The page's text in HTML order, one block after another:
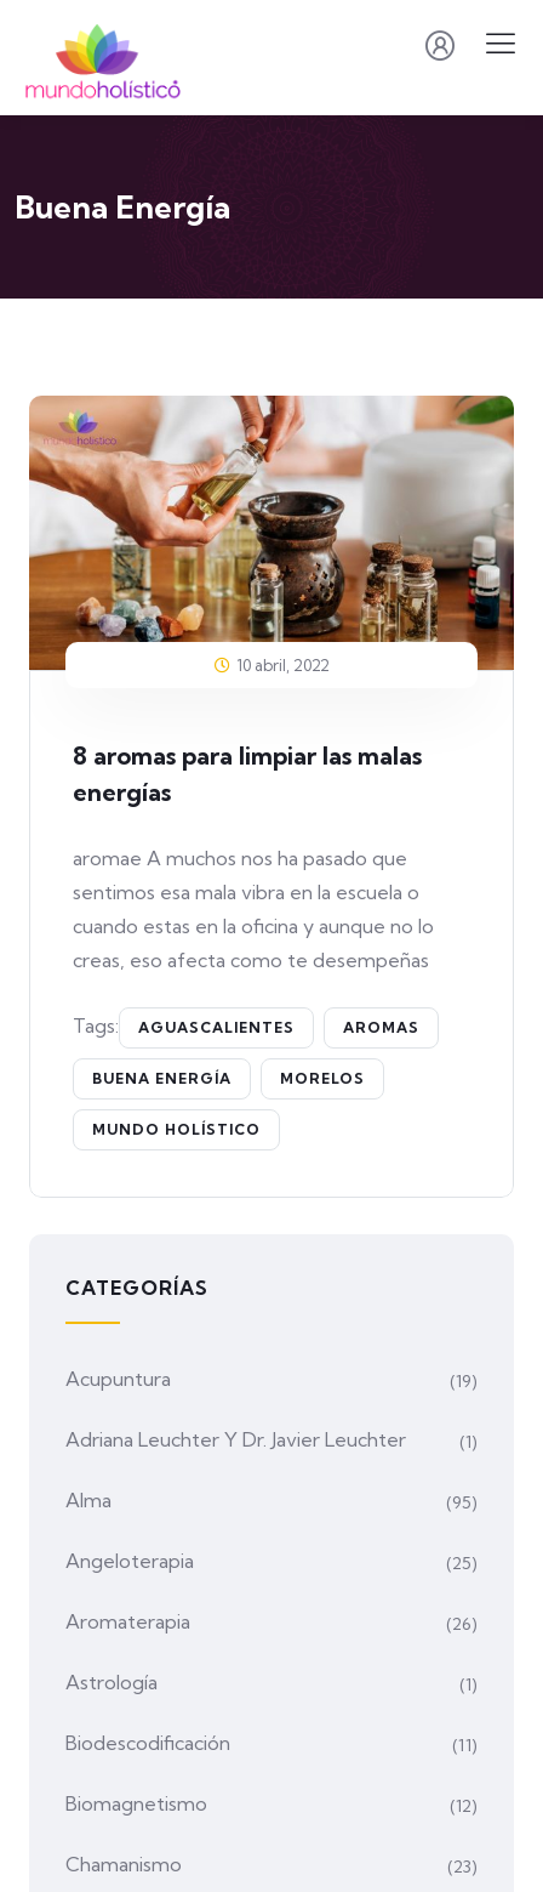
Buena Energía
10 abril, 2022
8 aromas para limpiar las malas
energías
aromae A muchos nos ha pasado que
sentimos esa mala vibra en la escuela o
cuando estas en la oficina y aunque no lo
creas, eso afecta como te desempeñas
Tags: AGUASCALIENTES AROMAS
BUENA ENERGÍA MORELOS
MUNDO HOLÍSTICO
CATEGORÍAS
Acupuntura (19)
Adriana Leuchter Y Dr. Javier Leuchter (1)
Alma (95)
Angeloterapia (25)
Aromaterapia (26)
Astrología (1)
Biodescodificación (11)
Biomagnetismo (12)
Chamanismo (23)